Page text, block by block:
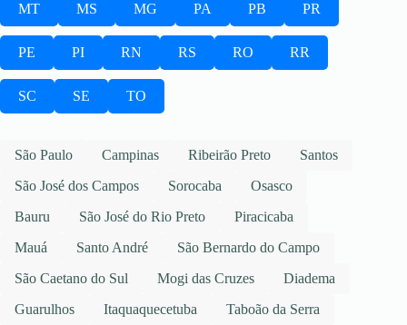
MT MS MG PA PB PR
PE PI RN RS RO RR
SC SE TO
São Paulo Campinas Ribeirão Preto
Santos
São José dos Campos
Sorocaba
Osasco
Bauru
São José do Rio Preto
Piracicaba
Mauá
Santo André
São Bernardo do Campo
São Caetano do Sul
Mogi das Cruzes
Diadema
Guarulhos
Itaquaquecetuba
Taboão da Serra